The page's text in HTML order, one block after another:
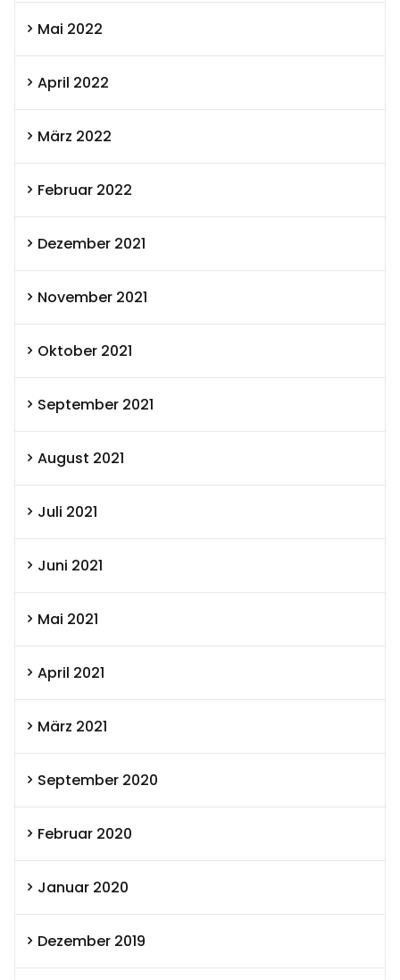
Mai 2022
April 2022
März 2022
Februar 2022
Dezember 2021
November 2021
Oktober 2021
September 2021
August 2021
Juli 2021
Juni 2021
Mai 2021
April 2021
März 2021
September 2020
Februar 2020
Januar 2020
Dezember 2019